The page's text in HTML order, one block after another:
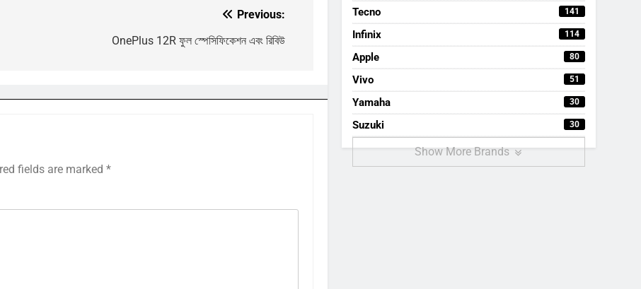
Previous:
OnePlus 12R ফুল স্পেসিফিকেশন এবং রিবিউ
fields are marked *
Tecno 141
Infinix 114
Apple 80
Vivo 51
Yamaha 30
Suzuki 30
Show More Brands